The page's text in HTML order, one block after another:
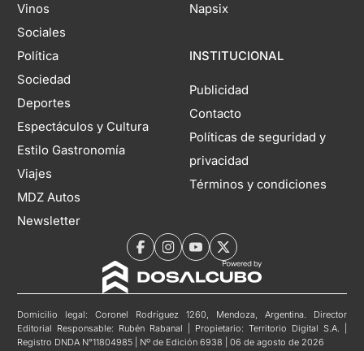
Vinos
Sociales
Política
Sociedad
Deportes
Espectáculos y Cultura
Estilo Gastronomía
Viajes
MDZ Autos
Newsletter
Napsix
INSTITUCIONAL
Publicidad
Contacto
Políticas de seguridad y
privacidad
Términos y condiciones
Domicilio legal: Coronel Rodríguez 1260, Mendoza, Argentina. Director
Editorial Responsable: Rubén Rabanal | Propietario: Territorio Digital S.A. |
Registro DNDA N°11804985 | Nº de Edición 6938 | 06 de agosto de 2026